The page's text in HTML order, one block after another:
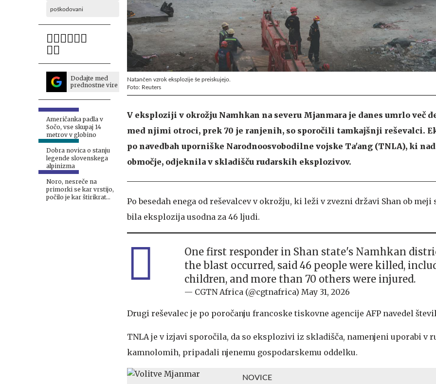
poškodovani
Dodajte med
prednostne vire
Američanka padla v
Sočo, vse skupaj 14
metrov v globino
Dobra novica o stanju
legende slovenskega
alpinizma
Noro, nesreče na
primorki se kar vrstijo,
počilo je kar štirikrat
Natančen vzrok eksplozije še preiskujejo.
Foto: Reuters
V eksploziji v okrožju Namhkan na severu Mjanmara je danes umrlo več
med njimi otroci, prek 70 je ranjenih, so sporočili tamkajšnji reševalci.
po navedbah uporniške Narodnoosvobodilne vojske Ta'ang (TNLA), ki
območje, odjeknila v skladišču rudarskih eksplozivov.
Po besedah enega od reševalcev v okrožju, ki leži v zvezni državi Shan ob meji
bila eksplozija usodna za 46 ljudi.
One first responder in Shan state's Namhkan
the blast occurred, said 46 people were killed,
children, and more than 70 others were injured.
— CGTN Africa (@cgtnafrica) May 31, 2026
Drugi reševalec je po poročanju francoske tiskovne agencije AFP navedel
TNLA je v izjavi sporočila, da so eksplozivi iz skladišča, namenjeni uporabi v
kamnolomih, pripadali njenemu gospodarskemu oddelku.
NOVICE